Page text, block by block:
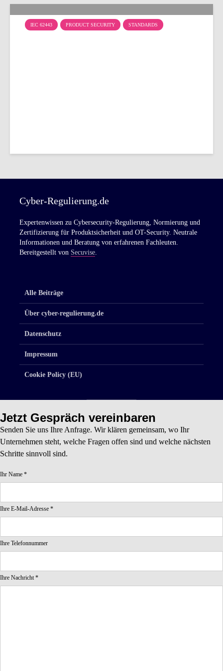
IEC 62443 PRODUCT SECURITY STANDARDS
Cyber-Regulierung.de
Expertenwissen zu Cybersecurity-Regulierung, Normierung und
Zertifizierung für Produktsicherheit und OT-Security. Neutrale
Informationen und Beratung von erfahrenen Fachleuten.
Bereitgestellt von Secuvise.
Alle Beiträge
Über cyber-regulierung.de
Datenschutz
Impressum
Cookie Policy (EU)
Jetzt Gespräch vereinbaren
Senden Sie uns Ihre Anfrage. Wir klären gemeinsam, wo Ihr
Unternehmen steht, welche Fragen offen sind und welche nächsten
Schritte sinnvoll sind.
Ihr Name *
Ihre E-Mail-Adresse *
Ihre Telefonnummer
Ihre Nachricht*